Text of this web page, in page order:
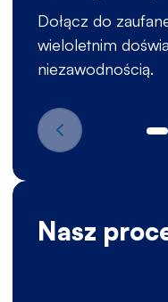
Dołącz do
wieloletnim
niezawodnością.
Nasz